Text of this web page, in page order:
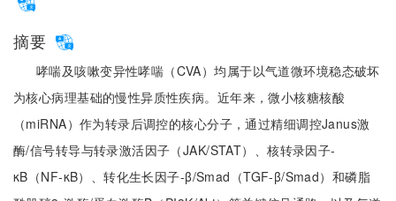
摘要
哮喘及咳嗽变异性哮喘（CVA）均属于以气道微环境稳态破坏
为核心病理基础的慢性异质性疾病。近年来，微小核糖核酸
（miRNA）作为转录后调控的核心分子，通过精细调控Janus激
酶/信号转导与转录激活因子（JAK/STAT）、核转录因子-
κB（NF-κB）、转化生长因子-β/Smad（TGF-β/Smad）和磷脂